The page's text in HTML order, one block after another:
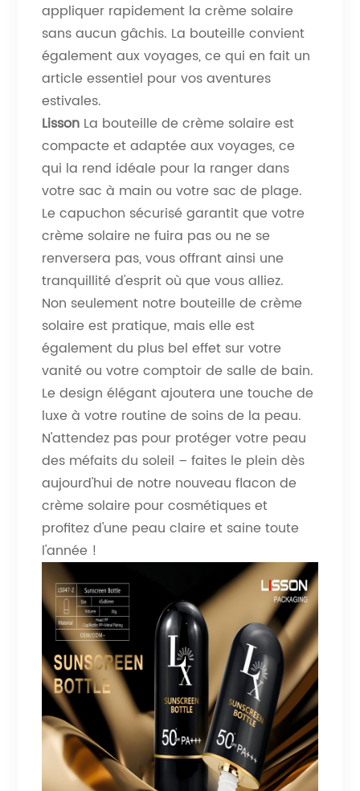
appliquer rapidement la crème solaire
sans aucun gâchis. La bouteille convient
également aux voyages, ce qui en fait un
article essentiel pour vos aventures
estivales.
Lisson La bouteille de crème solaire est
compacte et adaptée aux voyages, ce
qui la rend idéale pour la ranger dans
votre sac à main ou votre sac de plage.
Le capuchon sécurisé garantit que votre
crème solaire ne fuira pas ou ne se
renversera pas, vous offrant ainsi une
tranquillité d'esprit où que vous alliez.
Non seulement notre bouteille de crème
solaire est pratique, mais elle est
également du plus bel effet sur votre
vanité ou votre comptoir de salle de bain.
Le design élégant ajoutera une touche de
luxe à votre routine de soins de la peau.
N'attendez pas pour protéger votre peau
des méfaits du soleil – faites le plein dès
aujourd'hui de notre nouveau flacon de
crème solaire pour cosmétiques et
profitez d'une peau claire et saine toute
l'année !